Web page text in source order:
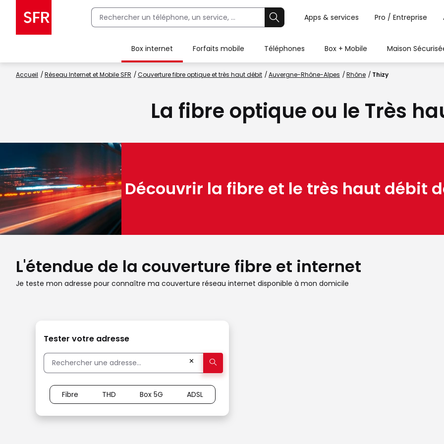
Apps & services Pro / Entreprise
Box internet Forfaits mobile Téléphones Box + Mobile Maison
Accueil Réseau Internet et Mobile SFR Couverture fibre optique et très haut débit Auvergne-Rhône-Alpes Rhône Thizy
La fibre optique ou le Très
Découvrir la fibre et le très haut débit
L'étendue de la couverture fibre et internet
Je teste mon adresse pour connaître ma couverture réseau internet disponible à mon domicile
Tester votre adresse
✕
Fibre THD Box 5G ADSL